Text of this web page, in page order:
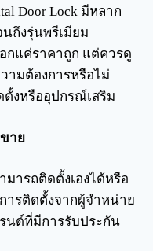
Door Lock มีหลาก
ถึงรุ่นพรีเมียม
กแค่ราคาถูก แต่ควรดู
ามต้องการหรือไม่
ตั้งหรืออุปกรณ์เสริม
าย
ารถติดตั้งเองได้หรือ
ารติดตั้งจากผู้จำหน่าย
นด์ที่มีการรับประกัน